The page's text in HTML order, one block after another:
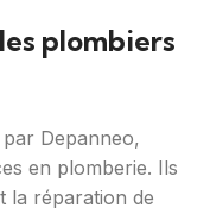
plombiers
Depanneo,
en plomberie. Ils
la réparation de